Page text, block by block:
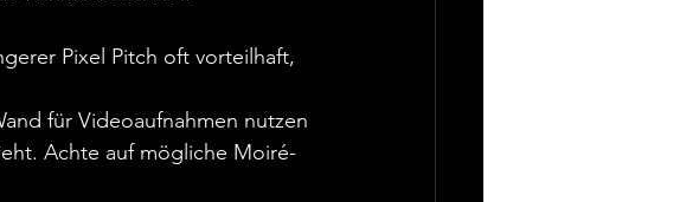
Pixel Pitch oft vorteilhaft,
für Videoaufnahmen nutzen
Achte auf mögliche Moiré-